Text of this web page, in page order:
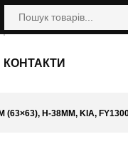
КОНТАКТИ
H-38ММ, KIA,